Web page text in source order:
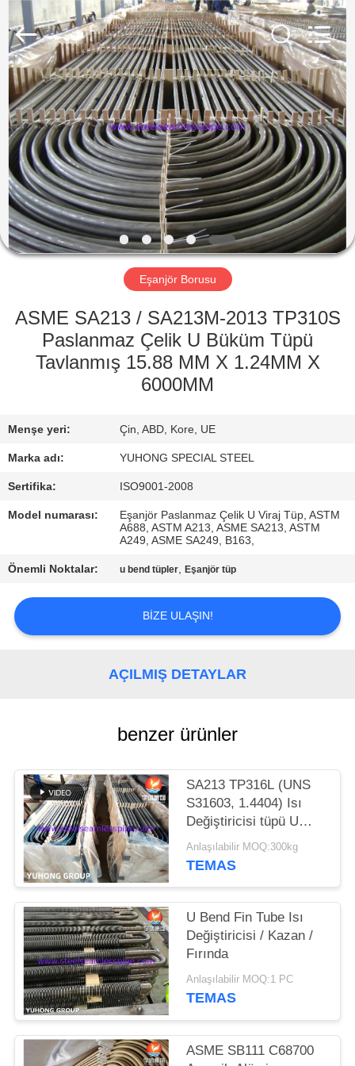
EV
ÜRÜN:%
S
HAKKIMIZDA
FABRIKA
KALITE
KONTROL
ILETIŞIME
GEÇIN
BIR
ISTEĞI
COMPANY
NEWS
PRIVACY
POLICY
Yuhong
Group
Co.,Ltd.
Rights
Reserved.
Eşanjör Borusu
ASME SA213 / SA213M-2013 TP310S
Paslanmaz Çelik U Büküm Tüpü
Tavlanmış 15.88 MM X 1.24MM X
6000MM
Menşe yeri: Çin, ABD, Kore, UE
Marka adı: YUHONG SPECIAL STEEL
Sertifika: ISO9001-2008
Model numarası:
Eşanjör Paslanmaz Çelik U Viraj Tüp, ASTM
A688, ASTM A213, ASME SA213, ASTM
A249, ASME SA249, B163,
Önemli Noktalar: u bend tüpler,Eşanjör tüp
BIZE ULAŞIN!
AÇILMIŞ DETAYLAR
benzer ürünler
SA213 TP316L (UNS
S31603, 1.4404) Isı
Değiştiricisi tüpü U
Yumuşatma işlemiyle
bükülmüş, turşulanmış
Anlaşılabilir MOQ:300kg
TEMAS
U Bend Fin Tube Isı
Değiştiricisi / Kazan /
Fırında
Anlaşılabilir MOQ:1 PC
TEMAS
ASME SB111 C68700